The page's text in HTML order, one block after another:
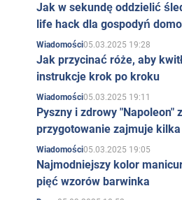
Jak w sekundę oddzielić
life hack dla gospodyń
Wiadomości05.03.2025 19:28
Jak przycinać róże, aby
instrukcje krok po kroku
Wiadomości05.03.2025 19:11
Pyszny i zdrowy "Napoleon"
przygotowanie zajmuje
Wiadomości05.03.2025 19:05
Najmodniejszy kolor
pięć wzorów barwinka